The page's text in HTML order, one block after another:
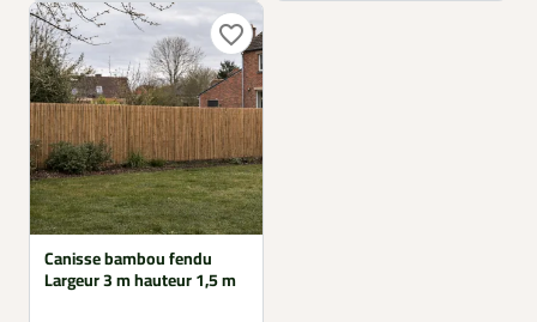
favorite_border
Canisse bambou fendu
Largeur 3 m hauteur 1,5 m